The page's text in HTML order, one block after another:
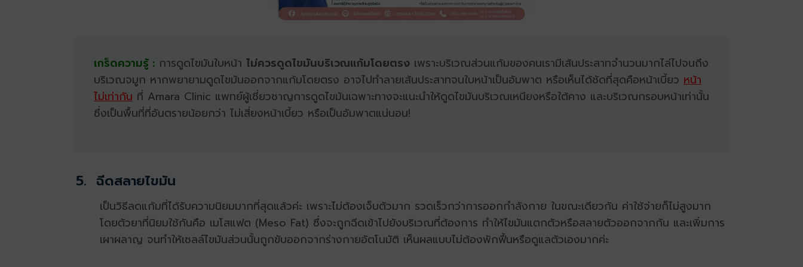
เกร็ดความรู้ : การดูดไขมันใบหน้า ไม่ควรดูดไขมันบริเวณแก้มโดยตรง เพราะบริเวณส่วนแก้มของคนเรามีเส้นประสาทจำนวนมากไล่ไปจนถึง
บริเวณจมูก หากพยายามดูดไขมันออกจากแก้มโดยตรง อาจไปทำลายเส้นประสาทจนใบหน้าเป็นอัมพาต หรือเห็นได้ชัดที่สุดคือหน้าเบี้ยว หน้า
ไม่เท่ากัน ที่ Amara Clinic แพทย์ผู้เชี่ยวชาญการดูดไขมันเฉพาะทางจะแนะนำให้ดูดไขมันบริเวณเหนียงหรือใต้คาง และบริเวณกรอบหน้าเท่านั้น
ซึ่งเป็นพื้นที่ที่อันตรายน้อยกว่า ไม่เสี่ยงหน้าเบี้ยว หรือเป็นอัมพาตแน่นอน!
5. ฉีดสลายไขมัน
เป็นวิธีลดแก้มที่ได้รับความนิยมมากที่สุดแล้วค่ะ เพราะไม่ต้องเจ็บตัวมาก รวดเร็วกว่าการออกกำลังกาย ในขณะเดียวกัน ค่าใช้จ่ายก็ไม่สูงมาก
โดยตัวยาที่นิยมใช้กันคือ เมโสแฟต (Meso Fat) ซึ่งจะถูกฉีดเข้าไปยังบริเวณที่ต้องการ ทำให้ไขมันแตกตัวหรือสลายตัวออกจากกัน และเพิ่มการ
เผาผลาญ จนทำให้เซลล์ไขมันส่วนนั้นถูกขับออกจากร่างกายอัตโนมัติ เห็นผลแบบไม่ต้องพักฟื้นหรือดูแลตัวเองมากค่ะ